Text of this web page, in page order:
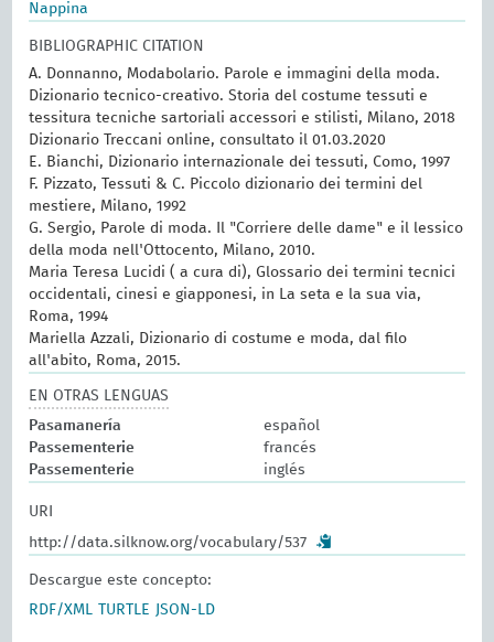
Nappina
BIBLIOGRAPHIC CITATION
A. Donnanno, Modabolario. Parole e immagini della moda.
Dizionario tecnico-creativo. Storia del costume tessuti e
tessitura tecniche sartoriali accessori e stilisti, Milano, 2018
Dizionario Treccani online, consultato il 01.03.2020
E. Bianchi, Dizionario internazionale dei tessuti, Como, 1997
F. Pizzato, Tessuti & C. Piccolo dizionario dei termini del
mestiere, Milano, 1992
G. Sergio, Parole di moda. Il "Corriere delle dame" e il lessico
della moda nell'Ottocento, Milano, 2010.
Maria Teresa Lucidi ( a cura di), Glossario dei termini tecnici
occidentali, cinesi e giapponesi, in La seta e la sua via,
Roma, 1994
Mariella Azzali, Dizionario di costume e moda, dal filo
all'abito, Roma, 2015.
EN OTRAS LENGUAS
Pasamanería
español
Passementerie
francés
Passementerie
inglés
URI
http://data.silknow.org/vocabulary/537
Descargue este concepto:
RDF/XML
TURTLE JSON-LD